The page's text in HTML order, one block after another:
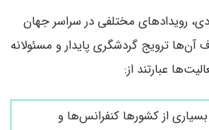
رویدادهای مختلفی در سراسر جهان
آن‌ها ترویج گردشگری پایدار و مسئولانه
عبارتند از:
بسیاری از کشورها کنفرانس‌ها و